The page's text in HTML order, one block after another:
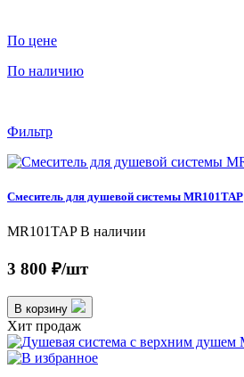
По цене
По наличию
Фильтр
Смеситель для душевой системы MR101TAP
MR101TAPВ наличии
3 800 ₽/шт
В корзину
Хит продаж